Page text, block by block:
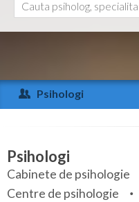
Arad
Arges
Bihor
Bistrita-Nasaud
Psihologi
Specialitati
Servicii
Psihologi
Cabinete de psihologie
Centre de psihologie